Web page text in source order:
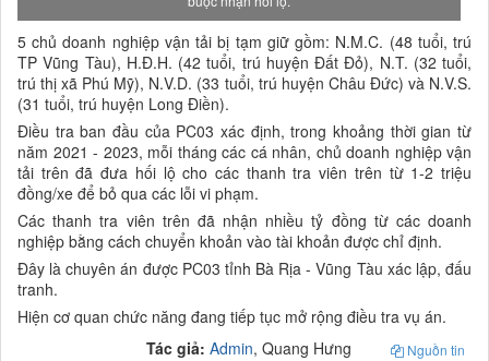
5 chủ doanh nghiệp vận tải bị tạm giữ gồm: N.M.C. (48 tuổi, trú
TP Vũng Tàu), H.Đ.H. (42 tuổi, trú huyện Đất Đỏ), N.T. (32 tuổi,
trú thị xã Phú Mỹ), N.V.D. (33 tuổi, trú huyện Châu Đức) và N.V.S.
(31 tuổi, trú huyện Long Điền).
Điều tra ban đầu của PC03 xác định, trong khoảng thời gian từ
năm 2021 - 2023, mỗi tháng các cá nhân, chủ doanh nghiệp vận
tải trên đã đưa hối lộ cho các thanh tra viên trên từ 1-2 triệu
đồng/xe để bỏ qua các lỗi vi phạm.
Các thanh tra viên trên đã nhận nhiều tỷ đồng từ các doanh
nghiệp bằng cách chuyển khoản vào tài khoản được chỉ định.
Đây là chuyên án được PC03 tỉnh Bà Rịa - Vũng Tàu xác lập, đấu
tranh.
Hiện cơ quan chức năng đang tiếp tục mở rộng điều tra vụ án.
Tác giả: Admin, Quang Hưng Nguồn tin